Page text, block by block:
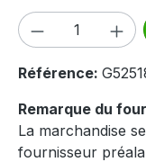
Quantité de
Référence:
Remarque du
La marchandise
fournisseur